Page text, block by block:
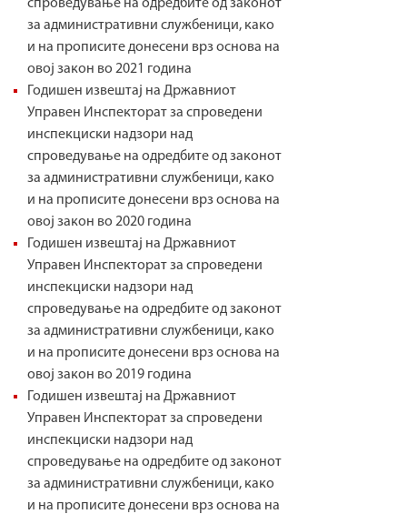
спроведување на одредбите од законот
за административни службеници, како
и на прописите донесени врз основа на
овој закон во 2021 година
Годишен извештај на Државниот
Управен Инспекторат за спроведени
инспекциски надзори над
спроведување на одредбите од законот
за административни службеници, како
и на прописите донесени врз основа на
овој закон во 2020 година
Годишен извештај на Државниот
Управен Инспекторат за спроведени
инспекциски надзори над
спроведување на одредбите од законот
за административни службеници, како
и на прописите донесени врз основа на
овој закон во 2019 година
Годишен извештај на Државниот
Управен Инспекторат за спроведени
инспекциски надзори над
спроведување на одредбите од законот
за административни службеници, како
и на прописите донесени врз основа на